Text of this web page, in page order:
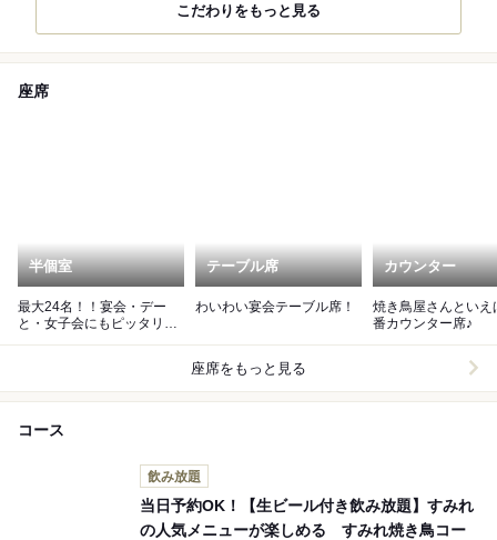
こだわりをもっと見る
座席
半個室
最大24名！！宴会・デー
と・女子会にもピッタリな
テーブル席
わいわい宴会テーブル席！
カウンター
焼き鳥屋さんといえ
番カウンター席♪
座席をもっと見る
コース
飲み放題
当日予約OK！【生ビール付き飲み放題】すみれ
の人気メニューが楽しめる すみれ焼き鳥コー